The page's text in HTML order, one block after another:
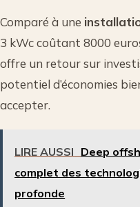
Comparé à une
3 kWc coûtant 8000
offre un retour sur
potentiel d’économies
accepter.
LIRE AUSSI Deep
complet des
profonde